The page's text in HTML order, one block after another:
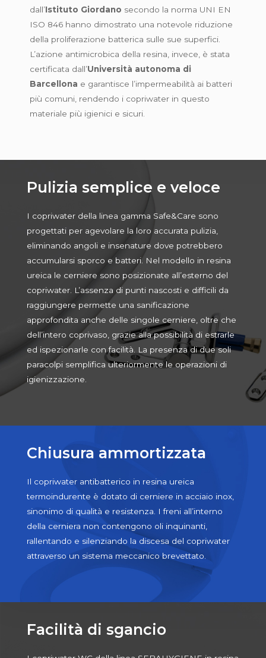
dall’Istituto Giordano secondo la norma UNI EN
ISO 846 hanno dimostrato una notevole riduzione
della proliferazione batterica sulle sue superfici.
L’azione antimicrobica della resina, invece, è stata
certificata dall’Università autonoma di
Barcellona e garantisce l’impermeabilità ai batteri
più comuni, rendendo i copriwater in questo
materiale più igienici e sicuri.
Pulizia semplice e veloce
I copriwater della linea gamma Safe&Care sono
progettati per agevolare la loro accurata pulizia,
eliminando angoli e insenature dove potrebbero
accumularsi sporco e batteri. Nel modello in resina
ureica le cerniere sono posizionate all’esterno del
copriwater. L’assenza di punti nascosti e difficili da
raggiungere permette una sanificazione
approfondita anche delle singole cerniere, oltre che
dell’intero coprivaso, grazie alla possibilità di estrarle
ed ispezionarle con facilità. La presenza di due soli
paracolpi semplifica ulteriormente le operazioni di
igienizzazione.
Chiusura ammortizzata
Il copriwater antibatterico in resina ureica
termoindurente è dotato di cerniere in acciaio inox,
sinonimo di qualità e resistenza. I freni all’interno
della cerniera non contengono oli inquinanti,
rallentando e silenziando la discesa del copriwater
attraverso un sistema meccanico brevettato.
Facilità di sgancio